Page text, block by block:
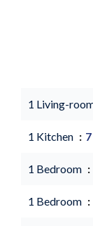
1 Living-
1 Kitchen
1 Bedroom
1 Bedroom